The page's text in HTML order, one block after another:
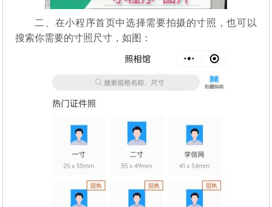
二、在小程序首页中选择需要拍摄的寸照，也可以
搜索你需要的寸照尺寸，如图：